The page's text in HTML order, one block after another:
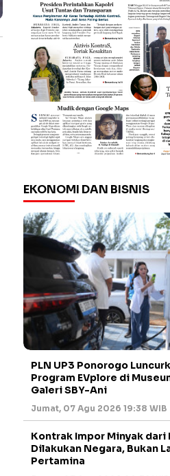
EKONOMI DAN BISNIS
PLN UP3 Ponorogo
Program EVplore di
Galeri SBY-Ani
Jumat, 07 Agu 2026 19:38 WIB
Kontrak Impor Minyak dari
Dilakukan Negara, Bukan
Pertamina